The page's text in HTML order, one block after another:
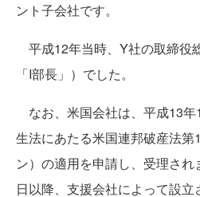
ント子会社です。
平成12年当時、Y社の取締役
「I部長」）でした。
なお、米国会社は、平成13
生法にあたる米国連邦破産法
ン）の適用を申請し、受理さ
日以降、支援会社によって設